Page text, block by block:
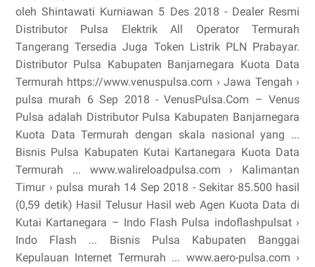
oleh Shintawati Kurniawan 5 Des 2018 - Dealer Resmi
Distributor Pulsa Elektrik All Operator Termurah
Tangerang Tersedia Juga Token Listrik PLN Prabayar.
Distributor Pulsa Kabupaten Banjarnegara Kuota Data
Termurah https://www.venuspulsa.com › Jawa Tengah ›
pulsa murah 6 Sep 2018 - VenusPulsa.Com – Venus
Pulsa adalah Distributor Pulsa Kabupaten Banjarnegara
Kuota Data Termurah dengan skala nasional yang ...
Bisnis Pulsa Kabupaten Kutai Kartanegara Kuota Data
Termurah ... www.walireloadpulsa.com › Kalimantan
Timur › pulsa murah 14 Sep 2018 - Sekitar 85.500 hasil
(0,59 detik) Hasil Telusur Hasil web Agen Kuota Data di
Kutai Kartanegara – Indo Flash Pulsa indoflashpulsat ›
Indo Flash ... Bisnis Pulsa Kabupaten Banggai
Kepulauan Internet Termurah ... www.aero-pulsa.com ›